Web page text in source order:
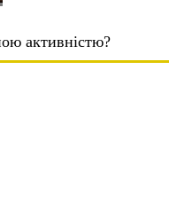
активністю?